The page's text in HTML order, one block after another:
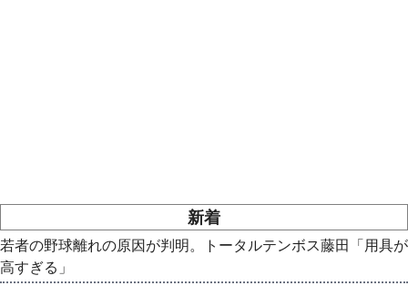
新着
若者の野球離れの原因が判明。トータルテンボス藤田「用具が
高すぎる」